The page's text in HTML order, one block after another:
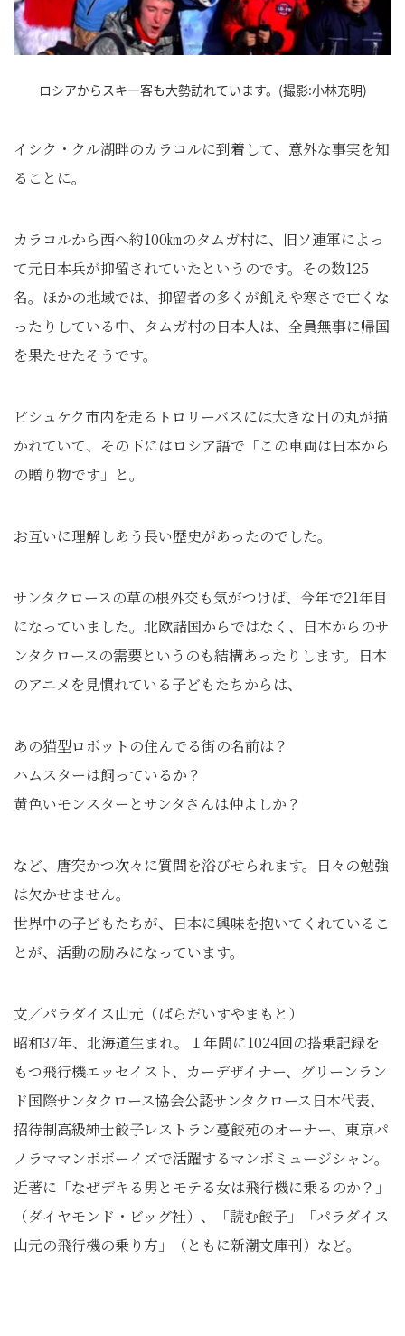
ロシアからスキー客も大勢訪れています。(撮影:小林充明)
イシク・クル湖畔のカラコルに到着して、意外な事実を知
ることに。
カラコルから西へ約100㎞のタムガ村に、旧ソ連軍によっ
て元日本兵が抑留されていたというのです。その数125
名。ほかの地域では、抑留者の多くが飢えや寒さで亡くな
ったりしている中、タムガ村の日本人は、全員無事に帰国
を果たせたそうです。
ビシュケク市内を走るトロリーバスには大きな日の丸が描
かれていて、その下にはロシア語で「この車両は日本から
の贈り物です」と。
お互いに理解しあう長い歴史があったのでした。
サンタクロースの草の根外交も気がつけば、今年で21年目
になっていました。北欧諸国からではなく、日本からのサ
ンタクロースの需要というのも結構あったりします。日本
のアニメを見慣れている子どもたちからは、
あの猫型ロボットの住んでる街の名前は？
ハムスターは飼っているか？
黄色いモンスターとサンタさんは仲よしか？
など、唐突かつ次々に質問を浴びせられます。日々の勉強
は欠かせません。
世界中の子どもたちが、日本に興味を抱いてくれているこ
とが、活動の励みになっています。
文／パラダイス山元（ぱらだいすやまもと）
昭和37年、北海道生まれ。１年間に1024回の搭乗記録を
もつ飛行機エッセイスト、カーデザイナー、グリーンラン
ド国際サンタクロース協会公認サンタクロース日本代表、
招待制高級紳士餃子レストラン蔓餃苑のオーナー、東京パ
ノラママンボボーイズで活躍するマンボミュージシャン。
近著に「なぜデキる男とモテる女は飛行機に乗るのか？」
（ダイヤモンド・ビッグ社）、「読む餃子」「パラダイス
山元の飛行機の乗り方」（ともに新潮文庫刊）など。